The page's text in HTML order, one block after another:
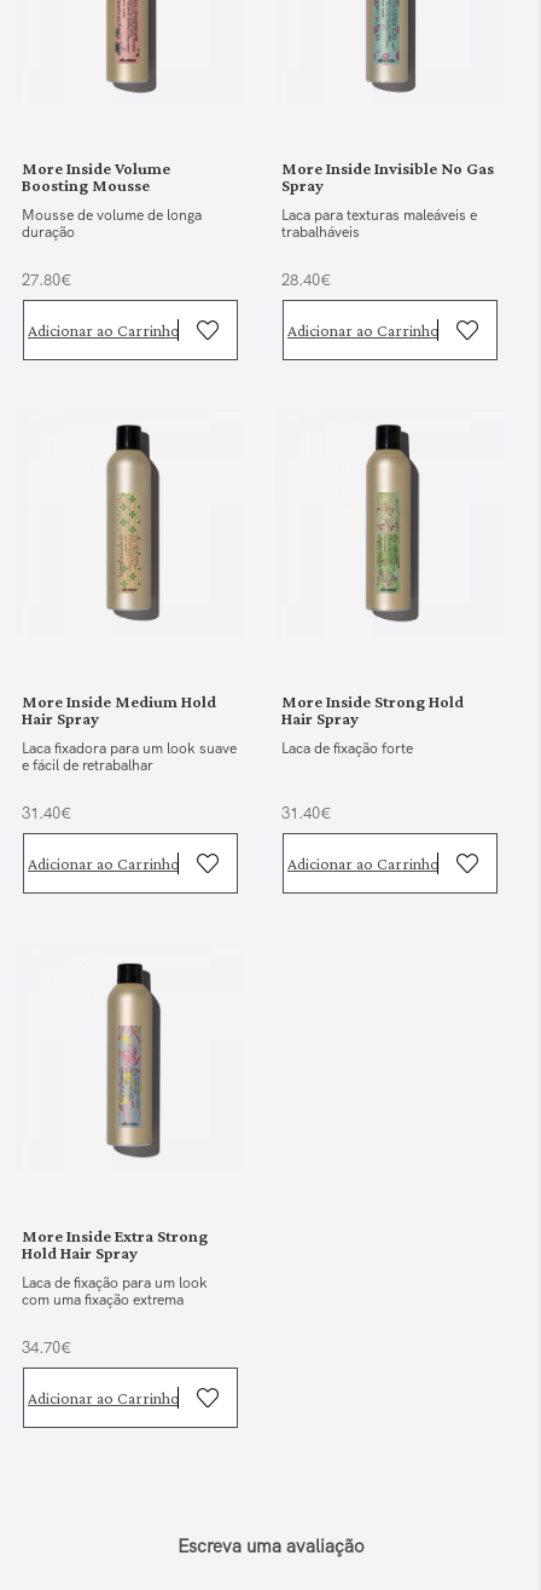
More Inside Volume
Boosting Mousse
Mousse de volume de longa
duração
27.80€
Adicionar ao Carrinho
More Inside Invisible No Gas
Spray
Laca para texturas maleáveis e
trabalháveis
28.40€
Adicionar ao Carrinho
More Inside Medium Hold
Hair Spray
Laca fixadora para um look suave
e fácil de retrabalhar
31.40€
Adicionar ao Carrinho
More Inside Strong Hold
Hair Spray
Laca de fixação forte
31.40€
Adicionar ao Carrinho
More Inside Extra Strong
Hold Hair Spray
Laca de fixação para um look
com uma fixação extrema
34.70€
Adicionar ao Carrinho
Escreva uma avaliação